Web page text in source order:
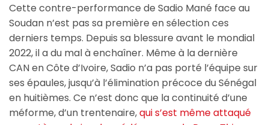
Cette contre-performance de Sadio Mané face au
Soudan n’est pas sa première en sélection ces
derniers temps. Depuis sa blessure avant le mondial
2022, il a du mal à enchaîner. Même à la dernière
CAN en Côte d’Ivoire, Sadio n’a pas porté l’équipe sur
ses épaules, jusqu’à l’élimination précoce du Sénégal
en huitièmes. Ce n’est donc que la continuité d’une
méforme, d’un trentenaire,qui s’est même attaqué